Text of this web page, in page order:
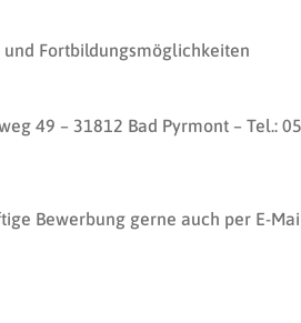
Fortbildungsmöglichkeiten
49 – 31812 Bad Pyrmont – Tel.:
Bewerbung gerne auch per E-